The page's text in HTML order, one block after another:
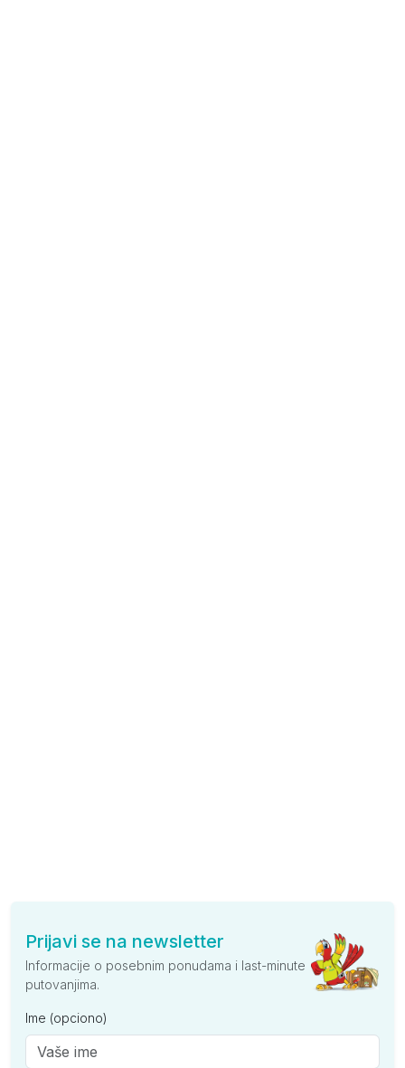
Prijavi se na newsletter
Informacije o posebnim ponudama i last-minute
putovanjima.
Ime (opciono)